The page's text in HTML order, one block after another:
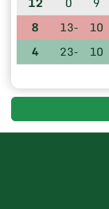
10
-13
8
10
-23
4